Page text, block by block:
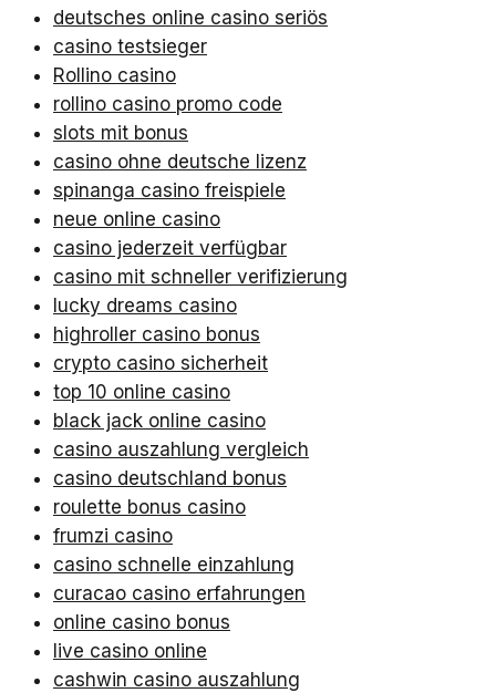
deutsches online casino seriös
casino testsieger
Rollino casino
rollino casino promo code
slots mit bonus
casino ohne deutsche lizenz
spinanga casino freispiele
neue online casino
casino jederzeit verfügbar
casino mit schneller verifizierung
lucky dreams casino
highroller casino bonus
crypto casino sicherheit
top 10 online casino
black jack online casino
casino auszahlung vergleich
casino deutschland bonus
roulette bonus casino
frumzi casino
casino schnelle einzahlung
curacao casino erfahrungen
online casino bonus
live casino online
cashwin casino auszahlung